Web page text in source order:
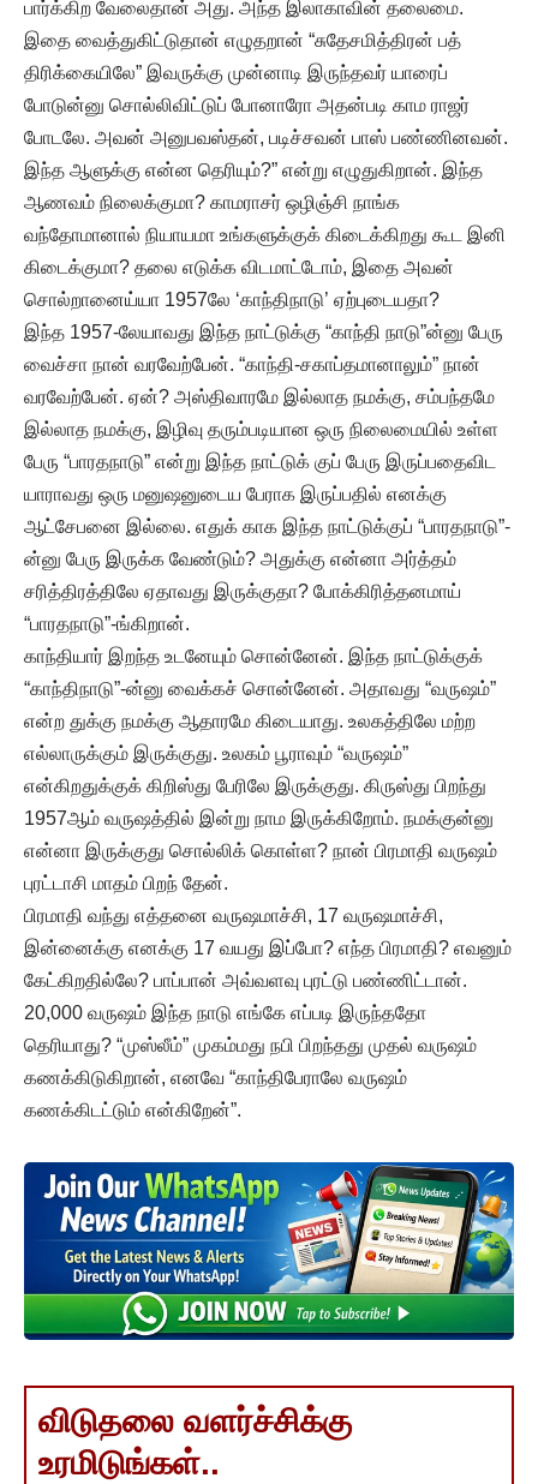
பார்க்கிற வேலைதான் அது. அந்த இலாகாவின் தலைமை.
இதை வைத்துகிட்டுதான் எழுதறான் “சுதேசமித்திரன் பத்
திரிக்கையிலே” இவருக்கு முன்னாடி இருந்தவர் யாரைப்
போடுன்னு சொல்லிவிட்டுப் போனாரோ அதன்படி காம ராஜர்
போடலே. அவன் அனுபவஸ்தன், படிச்சவன் பாஸ் பண்ணினவன்.
இந்த ஆளுக்கு என்ன தெரியும்?” என்று எழுதுகிறான். இந்த
ஆணவம் நிலைக்குமா? காமராசர் ஒழிஞ்சி நாங்க
வந்தோமானால் நியாயமா உங்களுக்குக் கிடைக்கிறது கூட இனி
கிடைக்குமா? தலை எடுக்க விடமாட்டோம், இதை அவன்
சொல்றானைய்யா 1957லே ‘காந்திநாடு’ ஏற்புடையதா?
இந்த 1957-லேயாவது இந்த நாட்டுக்கு “காந்தி நாடு”ன்னு பேரு
வைச்சா நான் வரவேற்பேன். “காந்தி-சகாப்தமானாலும்” நான்
வரவேற்பேன். ஏன்? அஸ்திவாரமே இல்லாத நமக்கு, சம்பந்தமே
இல்லாத நமக்கு, இழிவு தரும்படியான ஒரு நிலைமையில் உள்ள
பேரு “பாரதநாடு” என்று இந்த நாட்டுக் குப் பேரு இருப்பதைவிட
யாராவது ஒரு மனுஷனுடைய பேராக இருப்பதில் எனக்கு
ஆட்சேபனை இல்லை. எதுக் காக இந்த நாட்டுக்குப் “பாரதநாடு”-
ன்னு பேரு இருக்க வேண்டும்? அதுக்கு என்னா அர்த்தம்
சரித்திரத்திலே ஏதாவது இருக்குதா? போக்கிரித்தனமாய்
“பாரதநாடு”-ங்கிறான்.
காந்தியார் இறந்த உடனேயும் சொன்னேன். இந்த நாட்டுக்குக்
“காந்திநாடு”-ன்னு வைக்கச் சொன்னேன். அதாவது “வருஷம்”
என்ற துக்கு நமக்கு ஆதாரமே கிடையாது. உலகத்திலே மற்ற
எல்லாருக்கும் இருக்குது. உலகம் பூராவும் “வருஷம்”
என்கிறதுக்குக் கிறிஸ்து பேரிலே இருக்குது. கிருஸ்து பிறந்து
1957ஆம் வருஷத்தில் இன்று நாம இருக்கிறோம். நமக்குன்னு
என்னா இருக்குது சொல்லிக் கொள்ள? நான் பிரமாதி வருஷம்
புரட்டாசி மாதம் பிறந் தேன்.
பிரமாதி வந்து எத்தனை வருஷமாச்சி, 17 வருஷமாச்சி,
இன்னைக்கு எனக்கு 17 வயது இப்போ? எந்த பிரமாதி? எவனும்
கேட்கிறதில்லே? பாப்பான் அவ்வளவு புரட்டு பண்ணிட்டான்.
20,000 வருஷம் இந்த நாடு எங்கே எப்படி இருந்ததோ
தெரியாது? “முஸ்லீம்” முகம்மது நபி பிறந்தது முதல் வருஷம்
கணக்கிடுகிறான், எனவே “காந்திபேராலே வருஷம்
கணக்கிடட்டும் என்கிறேன்”.
விடுதலை வளர்ச்சிக்கு
உரமிடுங்கள்..